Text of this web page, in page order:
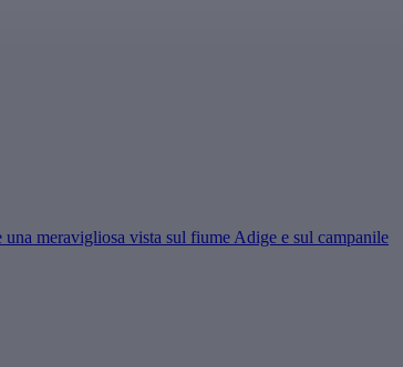
meravigliosa vista sul fiume Adige e sul campanile